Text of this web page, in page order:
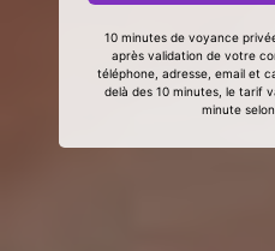
10 minutes de voyance
après validation de votre
téléphone, adresse, email et
delà des 10 minutes, le tarif
minute